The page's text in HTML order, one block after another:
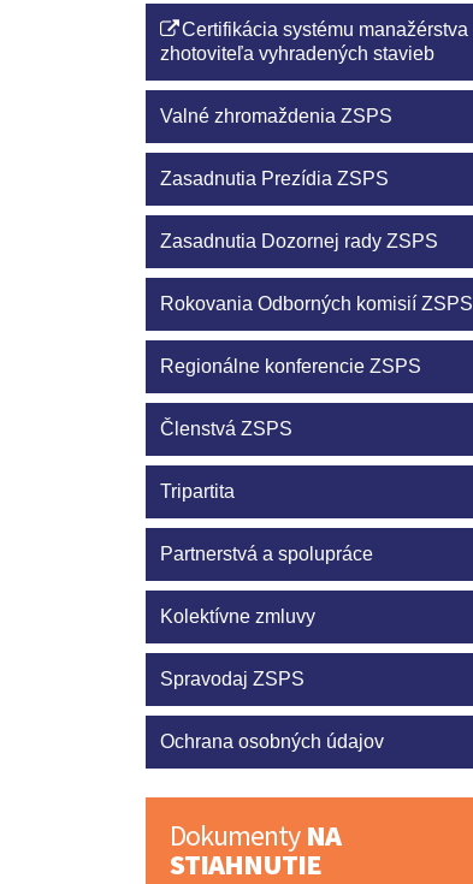
Certifikácia systému manažérstva
zhotoviteľa vyhradených stavieb
Valné zhromaždenia ZSPS
Zasadnutia Prezídia ZSPS
Zasadnutia Dozornej rady ZSPS
Rokovania Odborných komisií ZSPS
Regionálne konferencie ZSPS
Členstvá ZSPS
Tripartita
Partnerstvá a spolupráce
Kolektívne zmluvy
Spravodaj ZSPS
Ochrana osobných údajov
Dokumenty NA
STIAHNUTIE